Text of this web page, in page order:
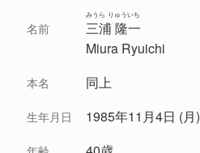
名前 三浦 隆一
みうら りゅういち
Miura Ryuichi
本名 同上
生年月日 1985年11月4日 (月)